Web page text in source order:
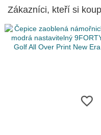
Zákazníci, kteří si